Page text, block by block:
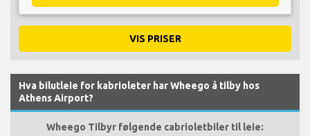
VIS PRISER
Hva bilutleie for kabrioleter har Wheego å tilby hos
Athens Airport?
Wheego Tilbyr følgende cabrioletbiler til leie: